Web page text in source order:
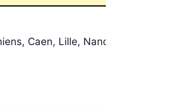
Caen, Lille, Nancy-Metz,